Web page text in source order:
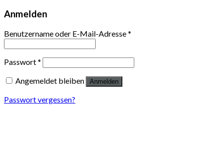
Anmelden
Benutzername oder E-Mail-Adresse*
Passwort*
Angemeldet bleiben
Anmelden
Passwort vergessen?